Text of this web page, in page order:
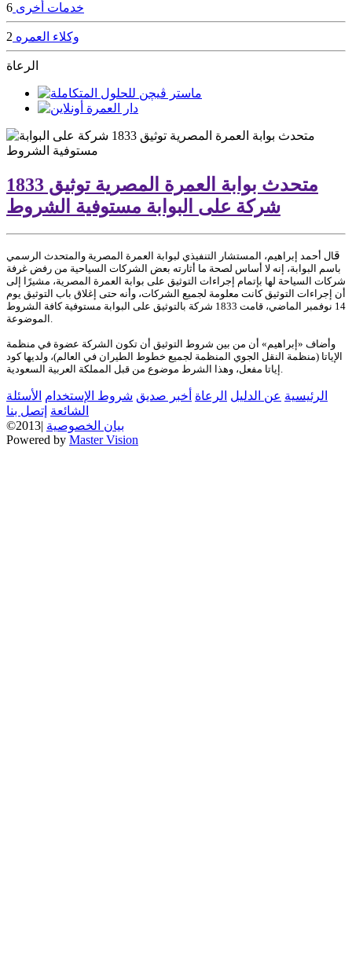
خدمات أخرى 6
وكلاء العمره 2
الرعاة
متحدث بوابة العمرة المصرية توثيق 1833
شركة على البوابة مستوفية الشروط
قال أحمد إبراهيم، المستشار التنفيذي لبوابة العمرة المصرية والمتحدث الرسمي
باسم البوابة، إنه لا أساس لصحة ما أثارته بعض الشركات السياحية من رفض غرفة
شركات السياحة لها بإتمام إجراءات التوثيق على بوابة العمرة المصرية، مشيرًا إلى
أن إجراءات التوثيق كانت معلومة لجميع الشركات، وأنه حتى إغلاق باب التوثيق يوم
14 نوفمبر الماضي، قامت 1833 شركة بالتوثيق على البوابة مستوفية كافة الشروط
الموضوعة.
وأضاف «إبراهيم» أن من بين شروط التوثيق أن تكون الشركة عضوة في منظمة
الإياتا (منظمة النقل الجوي المنظمة لجميع خطوط الطيران في العالم)، ولديها كود
إياتا مفعل، وهذا الشرط موضوع من قبل المملكة العربية السعودية.
الرئيسية عن الدليل الرعاة أخبر صديق شروط الإستخدام الأسئلة
الشائعة إتصل بنا
©2013| بيان الخصوصية
Powered by Master Vision